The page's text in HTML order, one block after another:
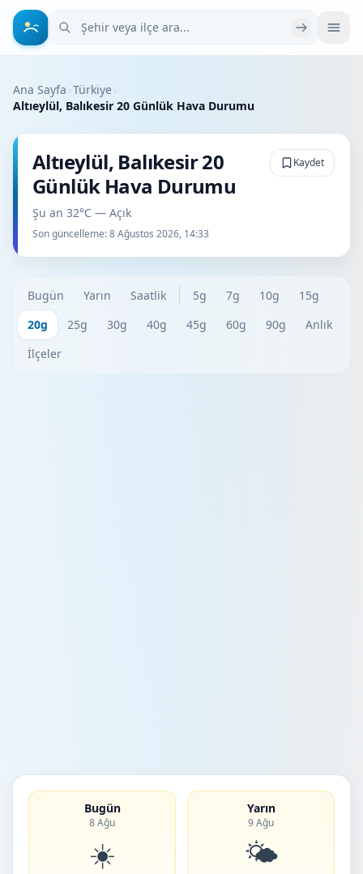
Şehir veya ilçe ara
Ana Sayfa ›Türkiye›
Altıeylül, Balıkesir 20 Günlük Hava Durumu
Altıeylül, Balıkesir 20
Günlük Hava Durumu
Şu an 32°C — Açık
Son güncelleme:8 Ağustos 2026, 14:33
Kaydet
Bugün Yarın Saatlik 5g 7g 10g
15g
20g
25g 30g 40g 45g 60g 90g
Anlık
İlçeler
Bugün
8 Ağu
☀️
Yarın
9 Ağu
🌤️